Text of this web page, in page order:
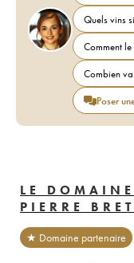
Quels vins
Comment
Combien
Poser
LE
PIERRE
★ Domaine partenaire